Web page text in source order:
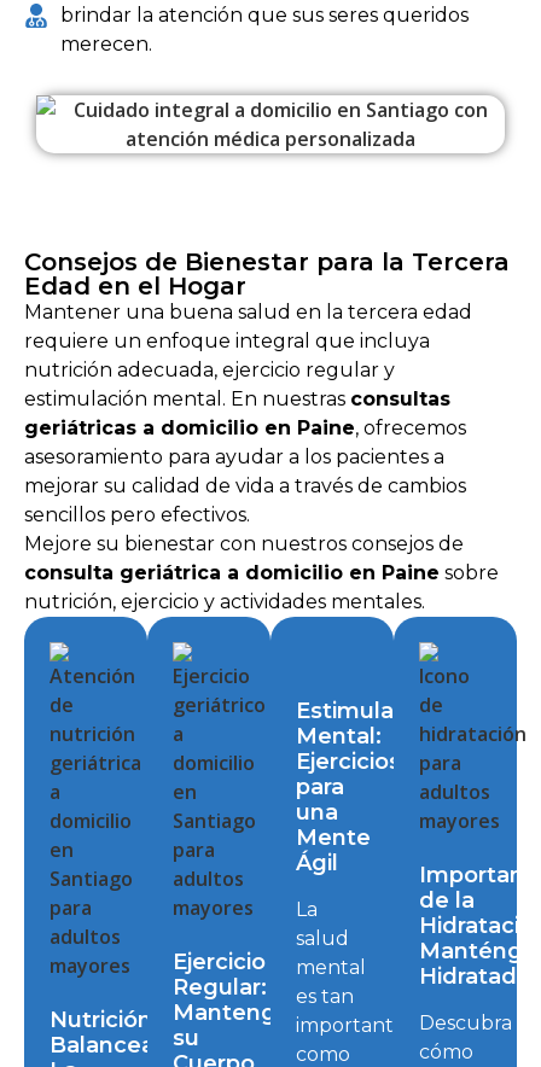
brindar la atención que sus seres queridos
merecen.
Consejos de Bienestar para la Tercera
Edad en el Hogar
Mantener una buena salud en la tercera edad
requiere un enfoque integral que incluya
nutrición adecuada, ejercicio regular y
estimulación mental. En nuestras consultas
geriátricas a domicilio en Paine, ofrecemos
asesoramiento para ayudar a los pacientes a
mejorar su calidad de vida a través de cambios
sencillos pero efectivos.
Mejore su bienestar con nuestros consejos de
consulta geriátrica a domicilio en Paine sobre
nutrición, ejercicio y actividades mentales.
Nutrición
Balanceada:
Ejercicio
Regular:
Mantenga
su
Estimulación
Mental:
Ejercicios
para
una
Mente
Ágil
La
salud
mental
es tan
importante
como
de la
Hidratado
Descubra
cómo